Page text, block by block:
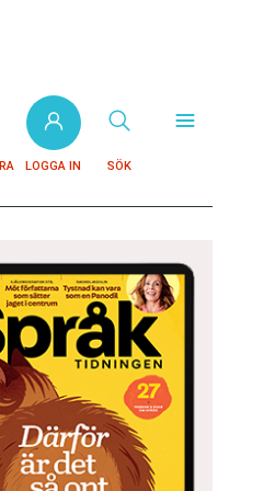
LOGGA IN SÖK